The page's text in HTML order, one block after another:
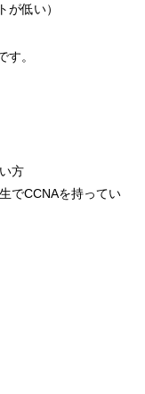
低い）
す。
方
でCCNAを持ってい